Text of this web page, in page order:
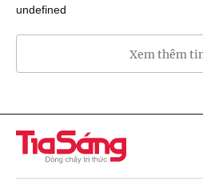
undefined
Xem thêm